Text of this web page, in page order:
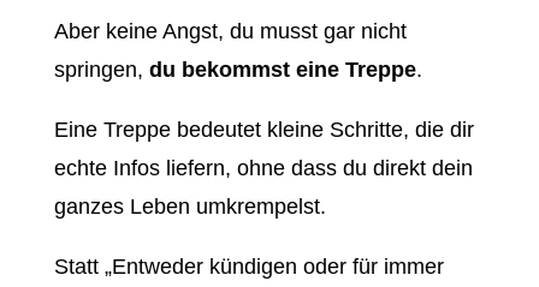
Aber keine Angst, du musst gar nicht
springen, du bekommst eine Treppe.
Eine Treppe bedeutet kleine Schritte, die dir
echte Infos liefern, ohne dass du direkt dein
ganzes Leben umkrempelst.
Statt „Entweder kündigen oder für immer